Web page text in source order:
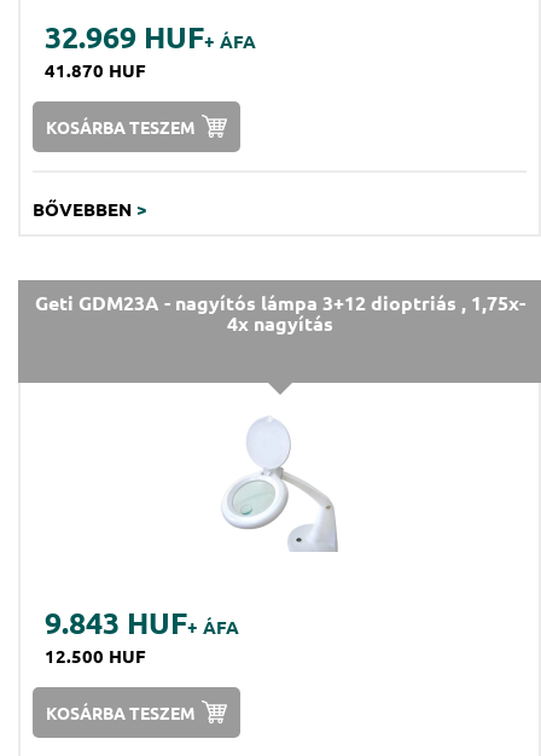
32.969 HUF+ ÁFA
41.870 HUF
KOSÁRBA TESZEM
BŐVEBBEN >
Geti GDM23A - nagyítós lámpa 3+12 dioptriás , 1,75x-
4x nagyítás
9.843 HUF+ ÁFA
12.500 HUF
KOSÁRBA TESZEM